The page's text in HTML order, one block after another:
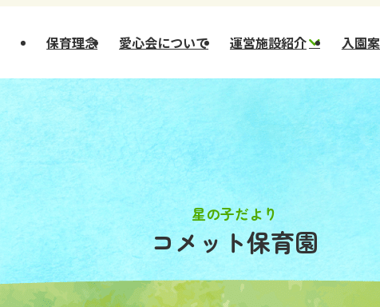
保育理念 愛心会について 運営施設紹介
幼保連携型認定
子こども園
幼保連携型認定
杜こども園
幼保連携型認定
のさとこども園
スター保育園
コメット保育園
小規模保育園 ス
入園
コメット保育園
星の子だより